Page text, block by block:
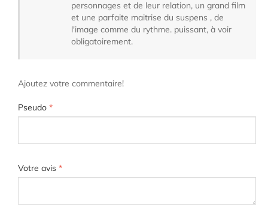
personnages et de leur relation, un grand film
et une parfaite maitrise du suspens , de
l'image comme du rythme. puissant, à voir
obligatoirement.
Ajoutez votre commentaire!
Pseudo *
Votre avis *